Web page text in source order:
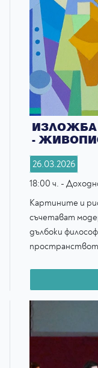
ИЗЛОЖБА
-
26.03.2026
18:00 ч. -
Картините и
съчетават
дълбоки